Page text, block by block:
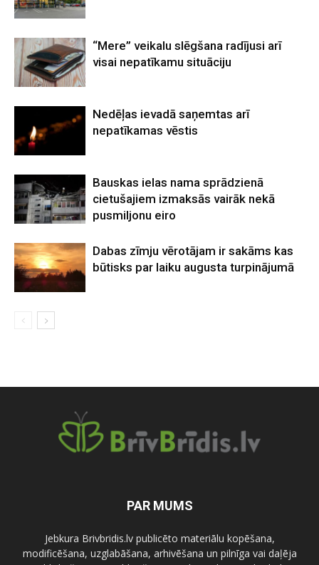
“Mere” veikalu slēgšana radījusi arī
visai nepatīkamu situāciju
Nedēļas ievadā saņemtas arī
nepatīkamas vēstis
Bauskas ielas nama sprādzienā
cietušajiem izmaksās vairāk nekā
pusmiljonu eiro
Dabas zīmju vērotājam ir sakāms kas
būtisks par laiku augusta turpinājumā
PAR MUMS
Jebkura Brivbridis.lv publicēto materiālu kopēšana,
modificēšana, uzglabāšana, arhivēšana un pilnīga vai daļēja